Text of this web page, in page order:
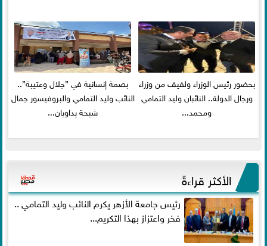
بحضور رئيس الوزراء ولفيف من وزراء
ورجال الدولة.. النائبان وليد التمامي
ومحمد...
بصمة إنسانية في ”جلال وعتيبة”..
النائب وليد التمامي والبروفيسور جمال
شيحة يداويان...
الأكثر قراءةً
رئيس جامعة الأزهر يكرم النائب وليد التمامي ..
فخر واعتزاز بهذا التكريم...